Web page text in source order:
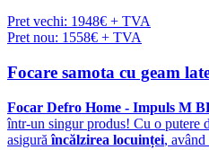
Pret vechi: 1948€ + TVA
Pret nou: 1558€ + TVA
Focare samota cu geam
Focar Defro Home - Impuls M
într-un singur produs! Cu o putere
asigurăîncălzirea locuinței, având